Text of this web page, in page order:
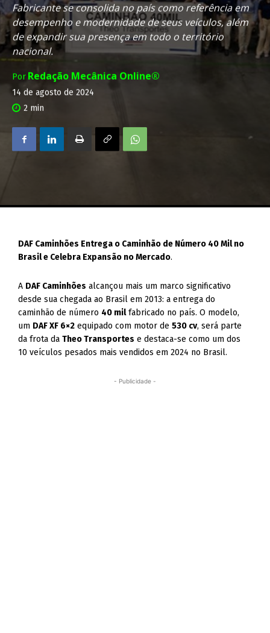
Fabricante se consolida no país como referência em
desempenho e modernidade de seus veículos, além
de expandir sua presença em todo o território
nacional.
Por Redação Mecânica Online®
14 de agosto de 2024
2 min
DAF Caminhões Entrega o Caminhão de Número 40 Mil no
Brasil e Celebra Expansão no Mercado.
A DAF Caminhões alcançou mais um marco significativo
desde sua chegada ao Brasil em 2013: a entrega do
caminhão de número 40 milfabricado no país. O modelo,
um DAF XF 6×2 equipado com motor de530 cv, será parte
da frota daTheo Transportes e destaca-se como um dos
10 veículos pesados mais vendidos em 2024 no Brasil.
- Publicidade -